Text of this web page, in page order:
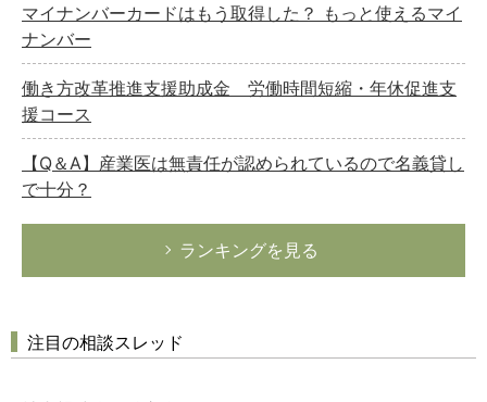
マイナンバーカードはもう取得した？ もっと使えるマイ
ナンバー
働き方改革推進支援助成金 労働時間短縮・年休促進支
援コース
【Q＆A】産業医は無責任が認められているので名義貸し
で十分？
ランキングを見る
注目の相談スレッド